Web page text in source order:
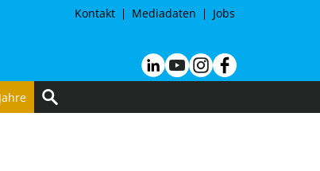
Kontakt Mediadaten Jobs